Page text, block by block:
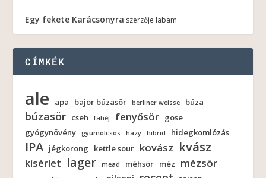
Egy fekete Karácsonyra szerzője labam
CÍMKÉK
ale apa bajor búzasör berliner weisse búza
búzasör cseh fahéj fenyősör gose
gyógynövény
gyümölcsös hazy hibrid hidegkomlózás
IPA jégkorong kettle sour kovász kvász
kísérlet lager mead méhsör méz mézsör